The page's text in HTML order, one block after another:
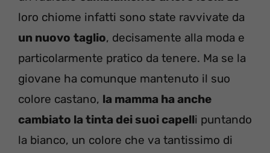
loro chiome infatti sono state ravvivate da
un nuovo taglio, decisamente alla moda e
particolarmente pratico da tenere. Ma se la
giovane ha comunque mantenuto il suo
colore castano, la mamma ha anche
cambiato la tinta dei suoi capelli puntando
la bianco, un colore che va tantissimo di